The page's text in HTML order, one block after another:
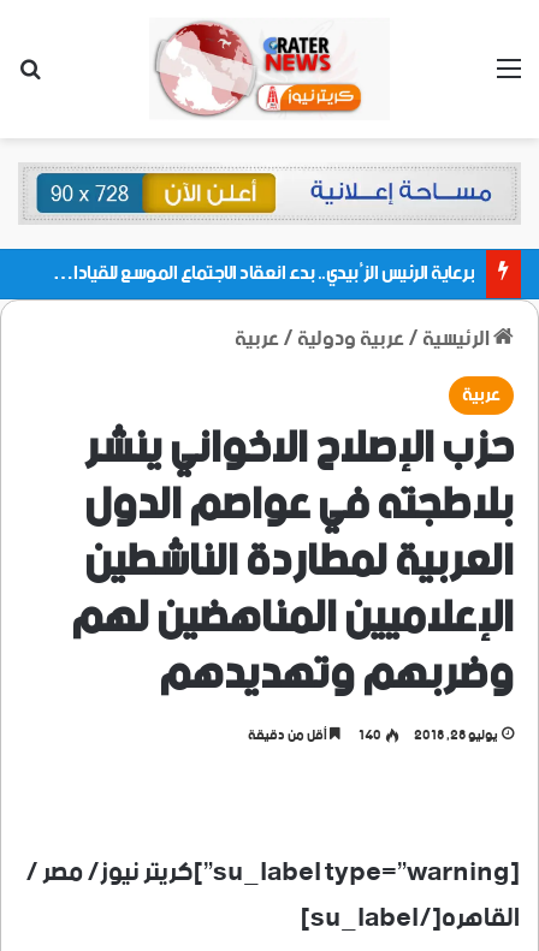
القائمة
برعاية الرئيس الزُبيدي.. بدء انعقاد الاجتماع الموسع للقيادات المحلية بالعاصمة ولمديريات وكتل مجلس العموم ومنسقيات الجامعة بالعاصمة عدن
الرئيسية/عربية ودولية/عربية
عربية
حزب الإصلاح الاخواني ينشر
بلاطجته في عواصم الدول
العربية لمطاردة الناشطين
الإعلاميين المناهضين لهم
وضربهم وتهديدهم
يوليو 28, 2018 140 أقل من دقيقة
[su_label type=”warning”]كريتر نيوز/ مصر /
القاهره[/su_label]